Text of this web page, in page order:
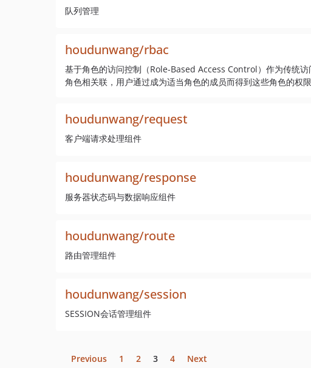
队列管理
houdunwang/rbac
基于角色的访问控制（Role-Based Access Control）作为传统
角色相关联，用户通过成为适当角色的成员而得到这些角色的权
houdunwang/request
客户端请求处理组件
houdunwang/response
服务器状态码与数据响应组件
houdunwang/route
路由管理组件
houdunwang/session
SESSION会话管理组件
Previous 1 2 3 4 Next